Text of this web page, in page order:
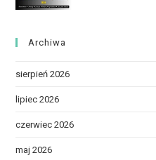
Archiwa
sierpień 2026
lipiec 2026
czerwiec 2026
maj 2026